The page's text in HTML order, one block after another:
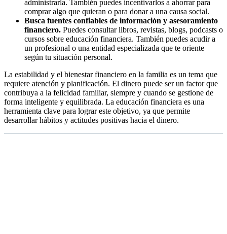
administrarla. También puedes incentivarlos a ahorrar para
comprar algo que quieran o para donar a una causa social.
Busca fuentes confiables de información y asesoramiento
financiero. Puedes consultar libros, revistas, blogs, podcasts o
cursos sobre educación financiera. También puedes acudir a
un profesional o una entidad especializada que te oriente
según tu situación personal.
La estabilidad y el bienestar financiero en la familia es un tema que
requiere atención y planificación. El dinero puede ser un factor que
contribuya a la felicidad familiar, siempre y cuando se gestione de
forma inteligente y equilibrada. La educación financiera es una
herramienta clave para lograr este objetivo, ya que permite
desarrollar hábitos y actitudes positivas hacia el dinero.